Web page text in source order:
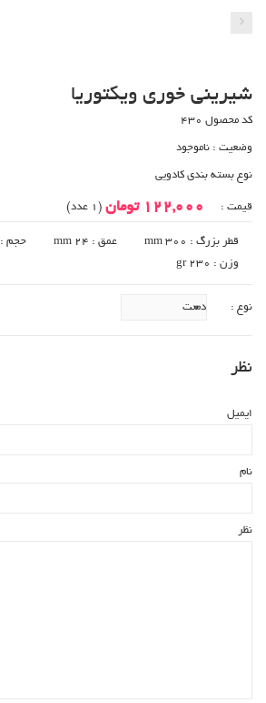
شیرینی خوری ویکتوریا
کد محصول 430
وضعیت : ناموجود
نوع بسته بندی کادویی
قیمت : 122,000 تومان (1 عدد)
قطر بزرگ : 300 mm عمق : 24 mm
حجم : 450 cc
وزن : 230 gr
نوع :
نظر
ایمیل
نام
نظر